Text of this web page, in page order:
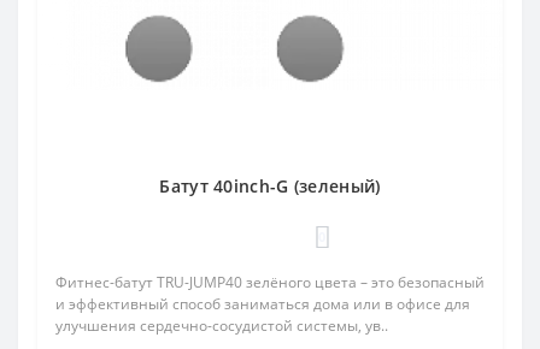
Батут 40inch-G (зеленый)
Фитнес-батут TRU-JUMP40 зелёного цвета – это безопасный
и эффективный способ заниматься дома или в офисе для
улучшения сердечно-сосудистой системы, ув..